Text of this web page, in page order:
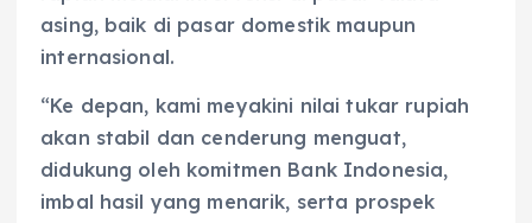
asing, baik di pasar domestik maupun
internasional.
“Ke depan, kami meyakini nilai tukar rupiah
akan stabil dan cenderung menguat,
didukung oleh komitmen Bank Indonesia,
imbal hasil yang menarik, serta prospek